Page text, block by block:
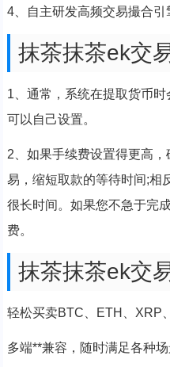
4、自主研发高频交易撮合引
抹茶抹茶ek交
1、通常，系统在提取货币
可以自己设置。
2、如果手续费设置得更高
易，缩短取款的等待时间;相
很长时间。如果您不急于完
费。
抹茶抹茶ek交
轻松买卖BTC、ETH、XRP
多端**兼容，随时满足各种